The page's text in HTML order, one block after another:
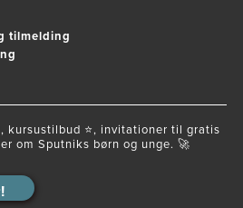
tilmelding
kursustilbud ⭐️, invitationer til gratis
om Sputniks børn og unge. 🚀